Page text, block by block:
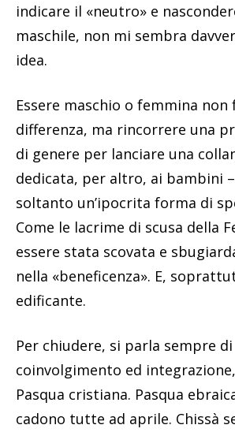
indicare il «neutro» e
maschile, non mi sembra
idea.
Essere maschio o femmina non
differenza, ma rincorrere una
di genere per lanciare una
dedicata, per altro, ai bambini
soltanto un’ipocrita forma di
Come le lacrime di scusa della
essere stata scovata e
nella «beneficenza». E,
edificante.
Per chiudere, si parla sempre di
coinvolgimento ed
Pasqua cristiana. Pasqua
cadono tutte ad aprile. Chissà